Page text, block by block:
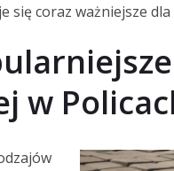
się coraz ważniejsze
w